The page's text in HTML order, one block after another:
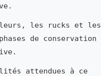
les rucks et les
de conservation
attendues à ce